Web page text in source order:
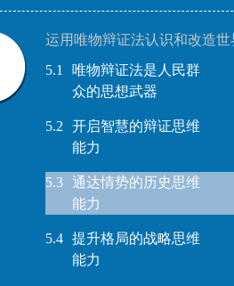
运用唯物辩证法认识和改造世
5.1
唯物辩证法是人民群
众的思想武器
5.2
开启智慧的辩证思维
能力
5.3
通达情势的历史思维
能力
5.4
提升格局的战略思维
能力